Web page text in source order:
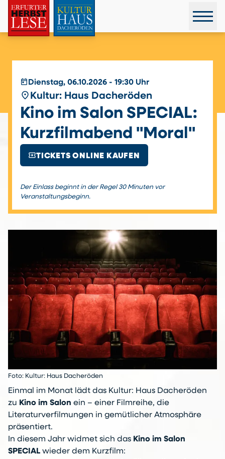
today Dienstag, 06.10.2026 - 19:30 Uhr
place Kultur: Haus Dacheröden
Kino im Salon SPECIAL:
Kurzfilmabend "Moral"
local_activityTICKETS ONLINE KAUFEN
Der Einlass beginnt in der Regel 30 Minuten vor
Veranstaltungsbeginn.
Foto: Kultur: Haus Dacheröden
Einmal im Monat lädt das Kultur: Haus Dacheröden
zu Kino im Salon ein – einer Filmreihe, die
Literaturverfilmungen in gemütlicher Atmosphäre
präsentiert.
In diesem Jahr widmet sich das Kino im Salon
SPECIAL wieder dem Kurzfilm: